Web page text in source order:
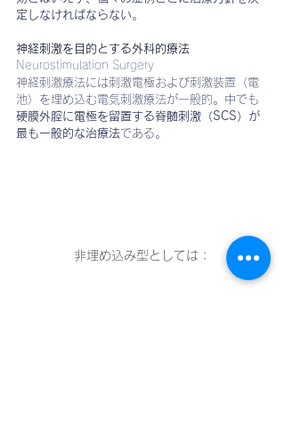
定しなければならない。
神経刺激を目的とする外科的療法
Neurostimulation Surgery
神経刺激療法には刺激電極および刺激装置（電
池）を埋め込む電気刺激療法が一般的。中でも
硬膜外腔に電極を留置する脊髄刺激（SCS）が
最も一般的な治療法である。
非埋め込み型としては：